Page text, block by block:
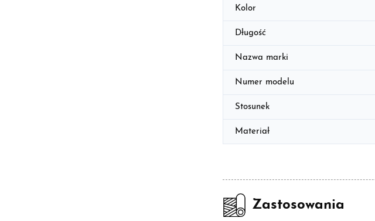
Kolor
Długość
Nazwa marki
Numer modelu
Stosunek
Materiał
Zastosowania